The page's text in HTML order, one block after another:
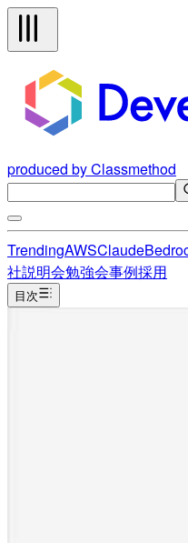
produced by Classmethod
TrendingAWSClaude
社説明会勉強会事例採用
目次